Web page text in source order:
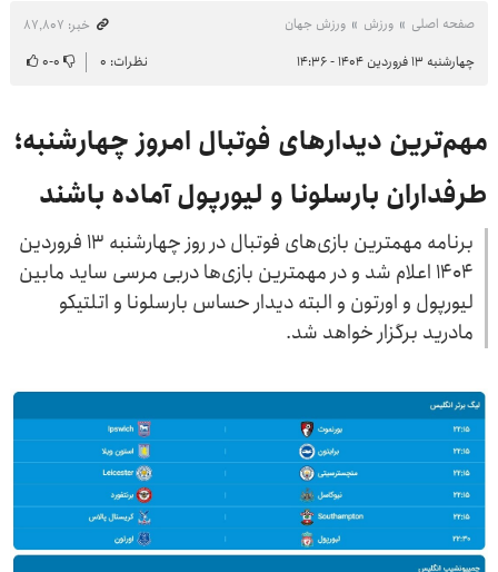
صفحه اصلی ورزش ورزش جهان
خبر: ۸۷٬۸۰۷
چهارشنبه ۱۳ فروردین ۱۴۰۴ - ۱۴:۳۶
نظرات: ۰ ۰-۰
مهم‌ترین دیدارهای فوتبال امروز چهارشنبه؛
طرفداران بارسلونا و لیورپول آماده باشند
برنامه مهمترین بازی‌های فوتبال در روز چهارشنبه ۱۳ فروردین
۱۴۰۴ اعلام شد و در مهمترین بازی‌ها دربی مرسی ساید مابین
لیورپول و اورتون و البته دیدار حساس بارسلونا و اتلتیکو
مادرید برگزار خواهد شد.